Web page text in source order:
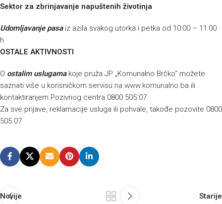
Sektor za zbrinjavanje napuštenih životinja
Udomljavanje pasaiz azila svakog utorka i petka od 10:00 – 11:00
h
OSTALE AKTIVNOSTI
O ostalim uslugamakoje pruža JP „Komunalno Brčko“ možete
saznati više u korisničkom servisu na www.komunalno.ba ili
kontaktiranjem Pozivnog centra 0800 505 07.
Za sve prijave, reklamacije usluga ili pohvale, takođe pozovite 0800
505 07
Novije Starije